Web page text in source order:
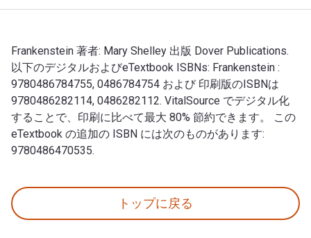
Frankenstein 著者: Mary Shelley 出版 Dover Publications.
以下のデジタルおよびeTextbook ISBNs: Frankenstein :
9780486784755, 0486784754 および 印刷版のISBNは
9780486282114, 0486282112. VitalSource でデジタル化
することで、印刷に比べて最大 80% 節約できます。 この
eTextbook の追加の ISBN には次のものがあります:
9780486470535.
トップに戻る